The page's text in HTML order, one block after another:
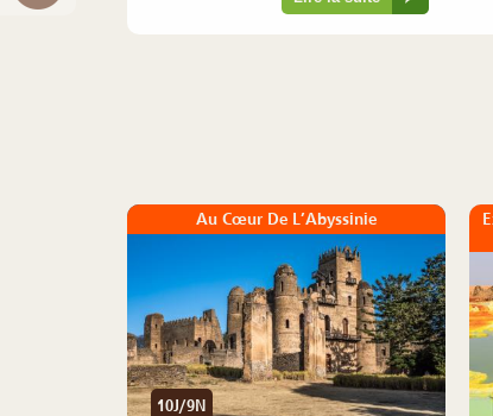
Au Cœur De L’Abyssinie
10J/9N